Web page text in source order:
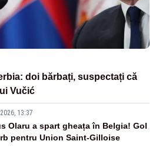
doi bărbați, suspectați că
Vučić
13:37
Olaru a spart gheața în Belgia! Gol
pentru Union Saint-Gilloise